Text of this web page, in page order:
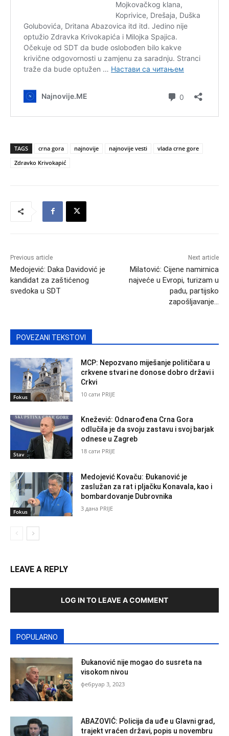
TAGS crna gora najnovije najnovije vesti
vlada crne gore
Zdravko Krivokapić
Previous article
Medojević: Daka Davidović je
kandidat za zaštićenog
svedoka u SDT
Next article
Milatović: Cijene namirnica
najveće u Evropi, turizam u
padu, partijsko
zapošljavanje…
POVEZANI TEKSTOVI
Fokus
MCP: Nepozvano miješanje političara u
crkvene stvari ne donose dobro državi i
Crkvi
10 сати PRIJE
Stav
Knežević: Odnarođena Crna Gora
odlučila je da svoju zastavu i svoj barjak
odnese u Zagreb
18 сати PRIJE
Fokus
Medojević Kovaču: Đukanović je
zaslužan za rat i pljačku Konavala, kao i
bombardovanje Dubrovnika
3 дана PRIJE
LEAVE A REPLY
LOG IN TO LEAVE A COMMENT
POPULARNO
Đukanović nije mogao do susreta na
visokom nivou
фебруар 3, 2023
ABAZOVIĆ: Policija da uđe u Glavni grad,
trajekt vraćen državi, popis u novembru